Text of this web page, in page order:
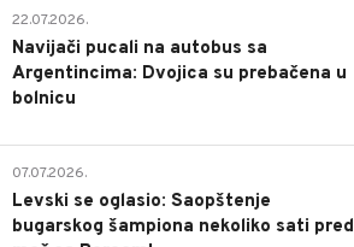
22.07.2026.
Navijači pucali na autobus sa
Argentincima: Dvojica su prebačena u
bolnicu
07.07.2026.
Levski se oglasio: Saopštenje
bugarskog šampiona nekoliko sati pred